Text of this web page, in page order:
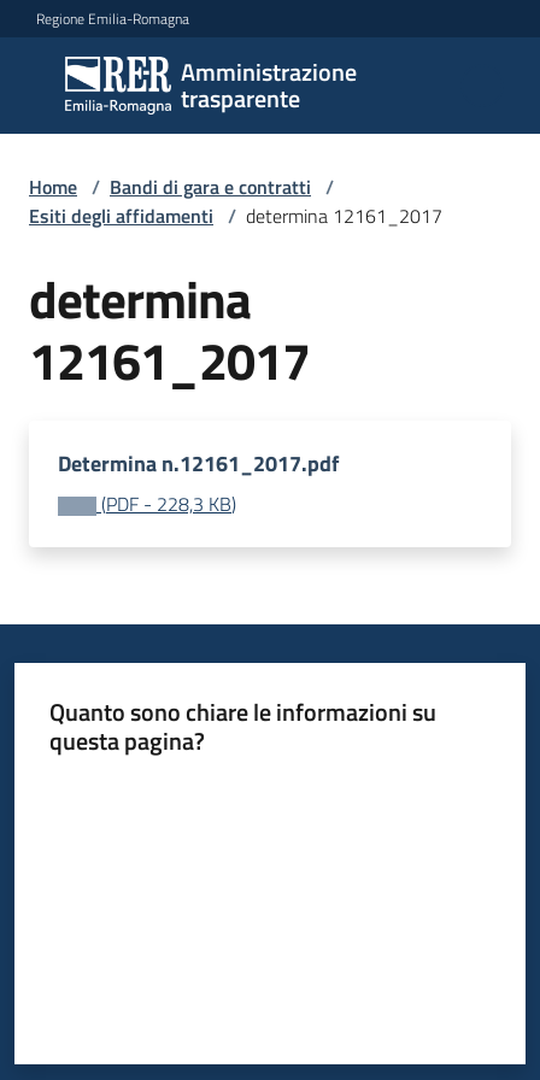
Vai al contenuto
Vai alla navigazione
Vai al footer
Regione Emilia-Romagna
Amministrazione
trasparente
Amministrazione
trasparente
Sottosezioni
Accesso
Home / Bandi di gara e contratti /
Esiti degli affidamenti / determina 12161_2017
determina
12161_2017
Determina n.12161_2017.pdf
(PDF - 228,3 KB)
Quanto sono chiare le informazioni su
questa pagina?